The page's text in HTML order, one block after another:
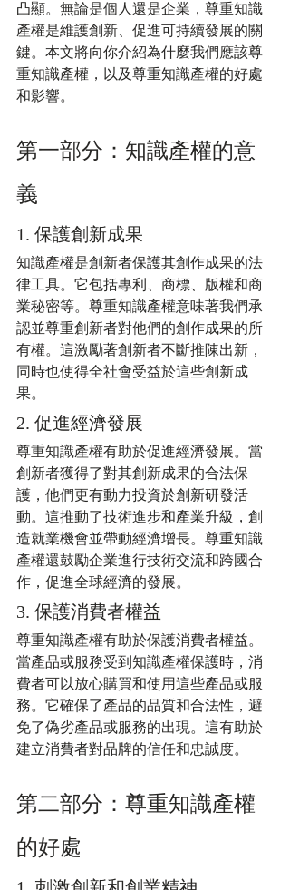
凸顯。無論是個人還是企業，尊重知識
產權是維護創新、促進可持續發展的關
鍵。本文將向你介紹為什麼我們應該尊
重知識產權，以及尊重知識產權的好處
和影響。
第一部分：知識產權的意
義
1. 保護創新成果
知識產權是創新者保護其創作成果的法
律工具。它包括專利、商標、版權和商
業秘密等。尊重知識產權意味著我們承
認並尊重創新者對他們的創作成果的所
有權。這激勵著創新者不斷推陳出新，
同時也使得全社會受益於這些創新成
果。
2. 促進經濟發展
尊重知識產權有助於促進經濟發展。當
創新者獲得了對其創新成果的合法保
護，他們更有動力投資於創新研發活
動。這推動了技術進步和產業升級，創
造就業機會並帶動經濟增長。尊重知識
產權還鼓勵企業進行技術交流和跨國合
作，促進全球經濟的發展。
3. 保護消費者權益
尊重知識產權有助於保護消費者權益。
當產品或服務受到知識產權保護時，消
費者可以放心購買和使用這些產品或服
務。它確保了產品的品質和合法性，避
免了偽劣產品或服務的出現。這有助於
建立消費者對品牌的信任和忠誠度。
第二部分：尊重知識產權
的好處